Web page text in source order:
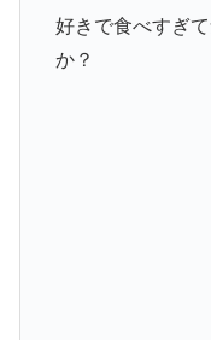
好きで食べすぎ
か？